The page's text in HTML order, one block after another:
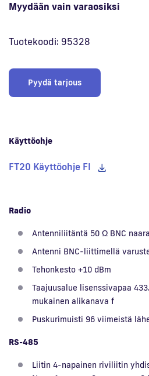
Myydään vain varaosiksi
Tuotekoodi: 95328
Pyydä tarjous
Käyttöohje
FT20 Käyttöohje FI
Radio
Antenniliitäntä 50 Ω BNC
Antenni BNC-liittimellä
Tehonkesto +10 dBm
Taajuusalue lisenssivapaa
mukainen alikanava f
Puskurimuisti 96 viimeistä
RS-485
Liitin 4-napainen riviliitin